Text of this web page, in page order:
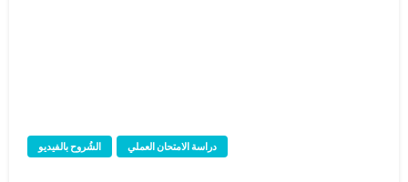
الشُروح بالفيديو دراسة الامتحان العملي